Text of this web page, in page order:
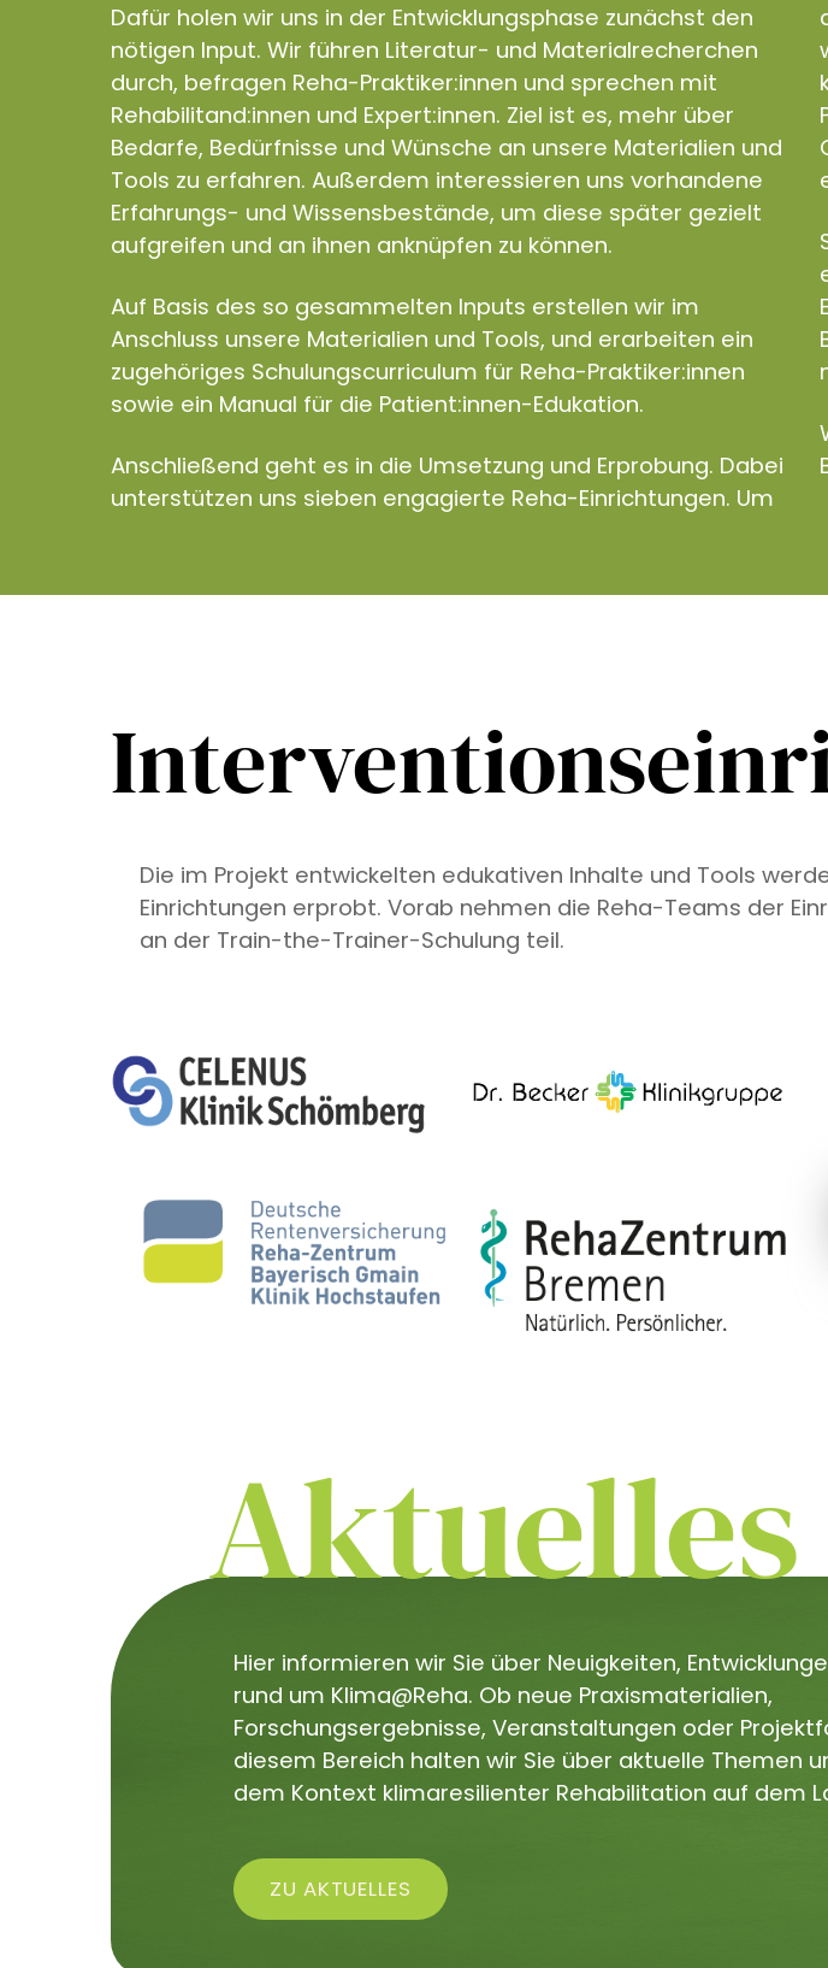
Dafür holen wir uns in der Entwicklungsphase zunächst den
nötigen Input. Wir führen Literatur- und Materialrecherchen
durch, befragen Reha-Praktiker:innen und sprechen mit
Rehabilitand:innen und Expert:innen. Ziel ist es, mehr über
Bedarfe, Bedürfnisse und Wünsche an unsere Materialien und
Tools zu erfahren. Außerdem interessieren uns vorhandene
Erfahrungs- und Wissensbestände, um diese später gezielt
aufgreifen und an ihnen anknüpfen zu können.
Auf Basis des so gesammelten Inputs erstellen wir im
Anschluss unsere Materialien und Tools, und erarbeiten ein
zugehöriges Schulungscurriculum für Reha-Praktiker:innen
sowie ein Manual für die Patient:innen-Edukation.
Anschließend geht es in die Umsetzung und Erprobung. Dabei
unterstützen uns sieben engagierte Reha-Einrichtungen. Um
Die im Projekt entwickelten edukativen Inhalte und Tools
Einrichtungen erprobt. Vorab nehmen die Reha-Teams der
an der Train-the-Trainer-Schulung teil.
Aktuelles
Hier informieren wir Sie über Neuigkeiten,
rund um Klima@Reha. Ob neue Praxismaterialien,
Forschungsergebnisse, Veranstaltungen oder
diesem Bereich halten wir Sie über aktuelle Themen
dem Kontext klimaresilienter Rehabilitation auf dem
ZU AKTUELLES